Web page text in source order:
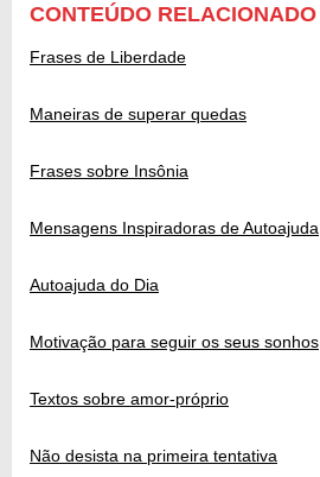
CONTEÚDO RELACIONADO
Frases de Liberdade
Maneiras de superar quedas
Frases sobre Insônia
Mensagens Inspiradoras de Autoajuda
Autoajuda do Dia
Motivação para seguir os seus sonhos
Textos sobre amor-próprio
Não desista na primeira tentativa